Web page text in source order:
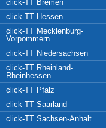
click-TT Bremen
click-TT Hessen
click-TT Mecklenburg-
Vorpommern
click-TT Niedersachsen
click-TT Rheinland-
Rheinhessen
click-TT Pfalz
click-TT Saarland
click-TT Sachsen-Anhalt